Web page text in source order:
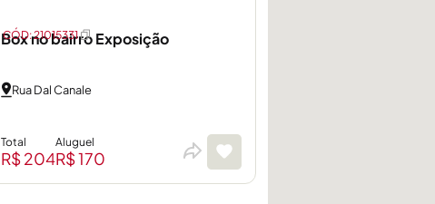
Box no bairro Exposição
Rua Dal Canale
Total
R$ 204
Aluguel
R$ 170
CÓD: 21015331